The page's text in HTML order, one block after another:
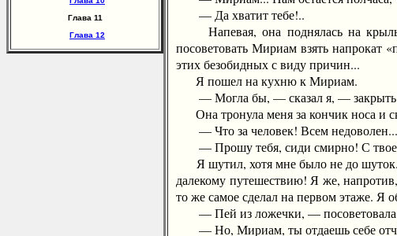
Глава 11
Глава 12
— Да хватит тебе!..
Напевая, она поднялась на
посоветовать Мириам взять напрокат
этих безобидных с виду причин...
Я пошел на кухню к Мириам.
— Могла бы, — сказал я, — закрыть
Она тронула меня за кончик носа и
— Что за человек! Всем
— Прошу тебя, сиди смирно! С твоей
Я шутил, хотя мне было не до шуток.
далекому путешествию! Я же,
то же самое сделал на первом этаже. Я
— Пей из ложечки, —
— Но, Мириам, ты отдаешь себе